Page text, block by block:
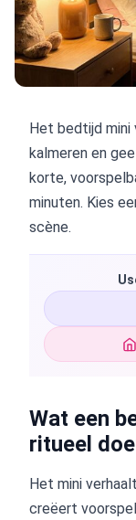
Het bedtijd mini
kalmeren en
korte,
minuten. Kies
scène.
Wat een
ritueel
Het mini
creëert